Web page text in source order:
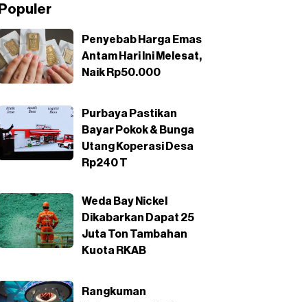
Populer
Penyebab Harga Emas
Antam Hari Ini Melesat,
Naik Rp50.000
Purbaya Pastikan
Bayar Pokok & Bunga
Utang Koperasi Desa
Rp240 T
Weda Bay Nickel
Dikabarkan Dapat 25
Juta Ton Tambahan
Kuota RKAB
Rangkuman